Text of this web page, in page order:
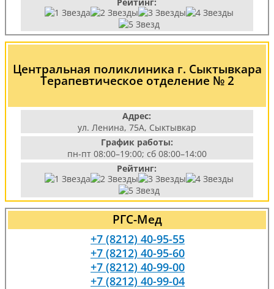
Центральная поликлиника г. Сыктывкара
Терапевтическое отделение № 2
Адрес:
ул. Ленина, 75А, Сыктывкар
График работы:
пн-пт 08:00–19:00; сб 08:00–14:00
Рейтинг:
РГС-Мед
+7 (8212) 40-95-55
+7 (8212) 40-95-60
+7 (8212) 40-99-00
+7 (8212) 40-99-04